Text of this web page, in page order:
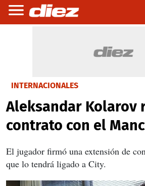
INTERNACIONALES
Aleksandar Kolarov
contrato con el
El jugador firmó una extensión de
que lo tendrá ligado a City.